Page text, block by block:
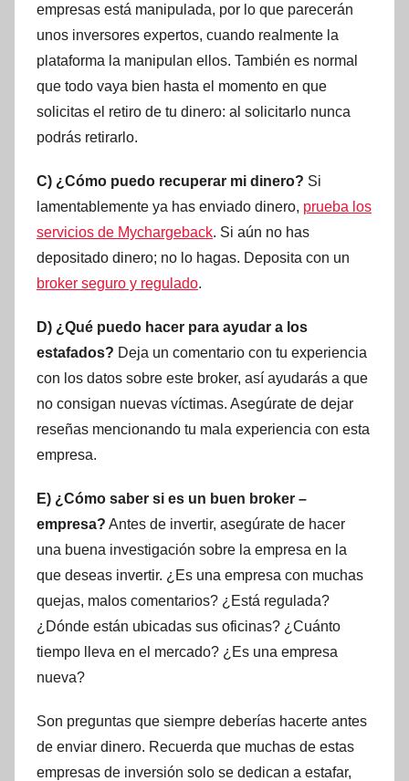
empresas está manipulada, por lo que parecerán
unos inversores expertos, cuando realmente la
plataforma la manipulan ellos. También es normal
que todo vaya bien hasta el momento en que
solicitas el retiro de tu dinero: al solicitarlo nunca
podrás retirarlo.
C) ¿Cómo puedo recuperar mi dinero? Si
lamentablemente ya has enviado dinero, prueba los
servicios de Mychargeback. Si aún no has
depositado dinero; no lo hagas. Deposita con un
broker seguro y regulado.
D) ¿Qué puedo hacer para ayudar a los
estafados? Deja un comentario con tu experiencia
con los datos sobre este broker, así ayudarás a que
no consigan nuevas víctimas. Asegúrate de dejar
reseñas mencionando tu mala experiencia con esta
empresa.
E) ¿Cómo saber si es un buen broker –
empresa? Antes de invertir, asegúrate de hacer
una buena investigación sobre la empresa en la
que deseas invertir. ¿Es una empresa con muchas
quejas, malos comentarios? ¿Está regulada?
¿Dónde están ubicadas sus oficinas? ¿Cuánto
tiempo lleva en el mercado? ¿Es una empresa
nueva?
Son preguntas que siempre deberías hacerte antes
de enviar dinero. Recuerda que muchas de estas
empresas de inversión solo se dedican a estafar,